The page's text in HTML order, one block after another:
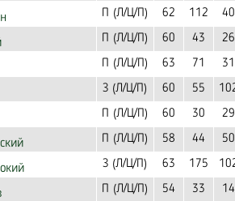
П (Л/Ц/П) 62 112 40
П (Л/Ц/П) 60 43 26
П (Л/Ц/П) 63 71 31
З (Л/Ц/П) 60 55
П (Л/Ц/П) 60 30 29
П (Л/Ц/П) 58 44 50
З (Л/Ц/П) 63 175
П (Л/Ц/П) 54 33 14